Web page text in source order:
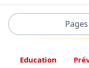
Education